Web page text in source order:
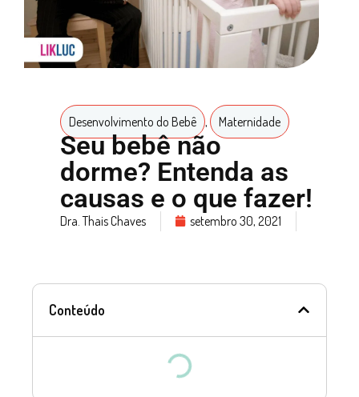
Desenvolvimento do Bebê , Maternidade
Seu bebê não
dorme? Entenda as
causas e o que fazer!
Dra. Thais Chaves setembro 30, 2021
Conteúdo